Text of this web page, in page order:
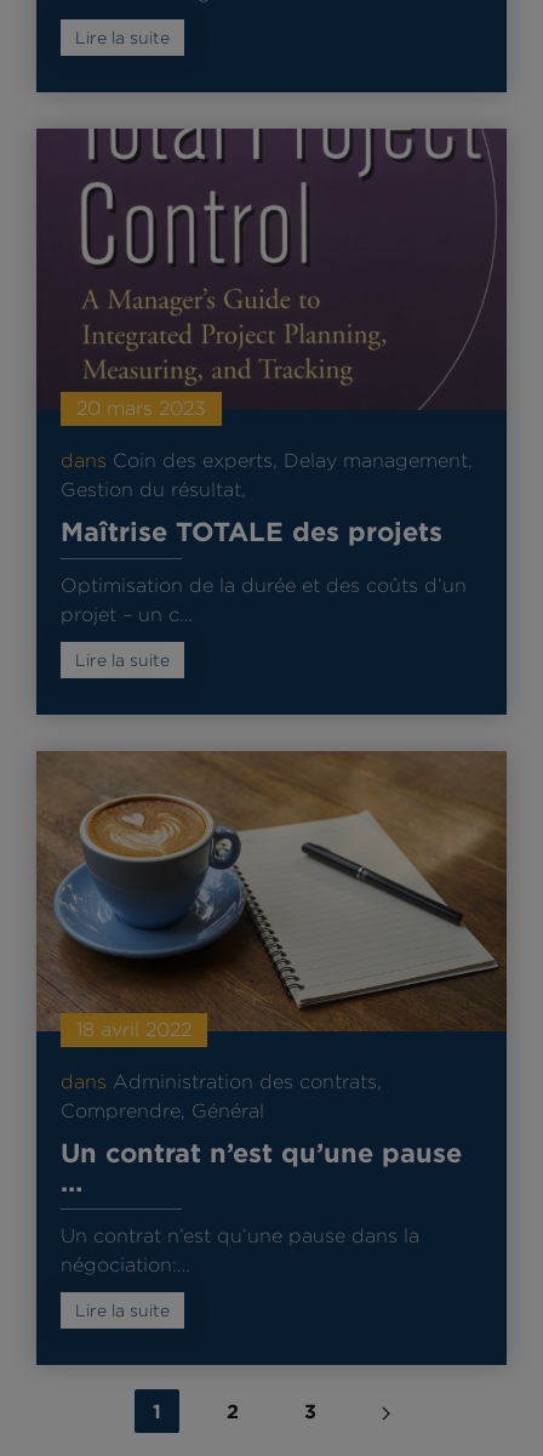
Lire la suite
20 mars 2023
dans Coin des experts Delay management
Gestion du résultat
Maîtrise TOTALE des projets
Optimisation de la durée et des coûts d’un
projet – un c…
Lire la suite
18 avril 2022
dans Administration des contrats
Comprendre Général
Un contrat n’est qu’une pause
…
Un contrat n’est qu’une pause dans la
négociation:…
Lire la suite
1 2 3